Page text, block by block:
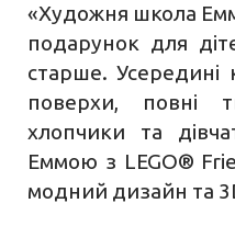
«Художня школа
подарунок для
старше. Усередині
поверхи, повні
хлопчики та
Еммою з LEGO®
модний дизайн та